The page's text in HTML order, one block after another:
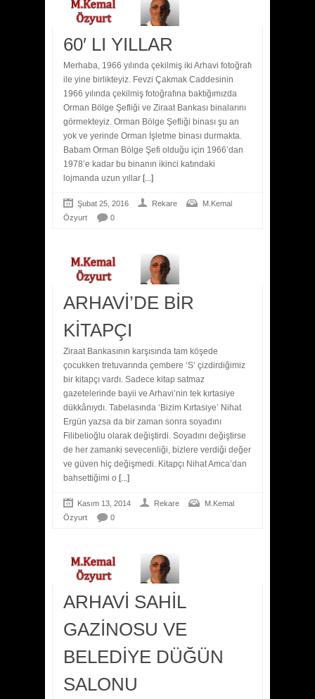
60′ LI YILLAR
Merhaba, 1966 yılında çekilmiş iki Arhavi fotoğrafı
ile yine birlikteyiz. Fevzi Çakmak Caddesinin
1966 yılında çekilmiş fotoğrafına baktığımızda
Orman Bölge Şefliği ve Ziraat Bankası binalarını
görmekteyiz. Orman Bölge Şefliği binası şu an
yok ve yerinde Orman İşletme binası durmakta.
Babam Orman Bölge Şefi olduğu için 1966’dan
1978’e kadar bu binanın ikinci katındaki
lojmanda uzun yıllar [...]
Şubat 25, 2016 Rekare
M.Kemal
Özyurt
0
ARHAVİ’DE BİR
KİTAPÇI
Ziraat Bankasının karşısında tam köşede
çocukken tretuvarında çembere ‘S’ çizdirdiğimiz
bir kitapçı vardı. Sadece kitap satmaz
gazetelerinde bayii ve Arhavi’nin tek kırtasiye
dükkânıydı. Tabelasında ‘Bizim Kırtasiye’ Nihat
Ergün yazsa da bir zaman sonra soyadını
Filibelioğlu olarak değiştirdi. Soyadını değiştirse
de her zamanki sevecenliği, bizlere verdiği değer
ve güven hiç değişmedi. Kitapçı Nihat Amca’dan
bahsettiğimi o [...]
Kasım 13, 2014 Rekare
M.Kemal
Özyurt
0
ARHAVİ SAHİL
GAZİNOSU VE
BELEDİYE DÜĞÜN
SALONU